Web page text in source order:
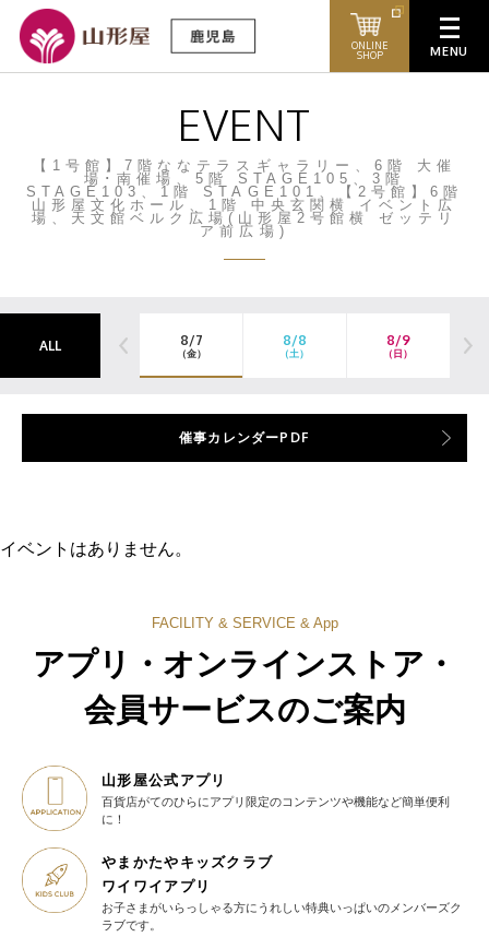
ONLINE
SHOP
EVENT
【1号館】7階ななテラスギャラリー、6階 大催
場･南催場、5階 STAGE105、3階
STAGE103、1階 STAGE101、【2号館】6階
山形屋文化ホール、1階 中央玄関横 イベント広
場、天文館ベルク広場(山形屋2号館横 ゼッテリ
ア前広場)
ALL 8/7
（金）
8/8
（土）
8/9
（日）
催事カレンダーPDF
イベントはありません。
FACILITY & SERVICE & App
アプリ・オンラインストア・
会員サービスのご案内
山形屋公式アプリ
百貨店がてのひらにアプリ限定のコンテンツや機能など簡単便利
に！
やまかたやキッズクラブ
ワイワイアプリ
お子さまがいらっしゃる方に うれしい特典いっぱいの メンバーズク
ラブです。